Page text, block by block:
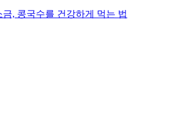
금, 콩국수를 건강하게 먹는 법